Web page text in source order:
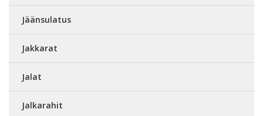
Jäänsulatus
Jakkarat
Jalat
Jalkarahit